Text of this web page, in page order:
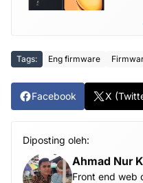
Tags: Eng firmware
Facebook X
Diposting oleh:
Ahmad Nur
Front end web